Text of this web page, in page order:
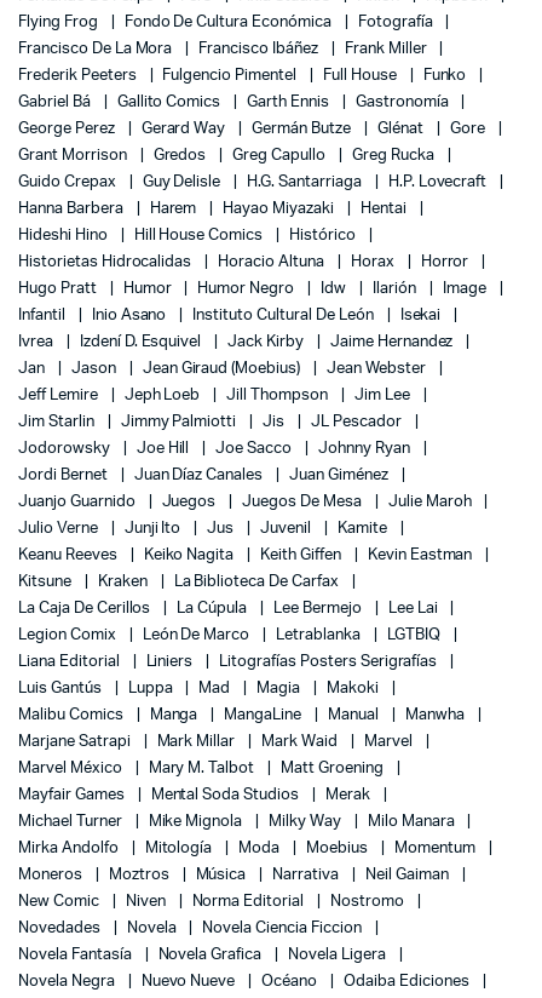
Flying Frog
Fondo De Cultura Económica
Fotografía
Francisco De La Mora
Francisco Ibáñez
Frank Miller
Frederik Peeters
Fulgencio Pimentel Full House
Funko
Gabriel Bá
Gallito Comics Garth Ennis
Gastronomía
George Perez
Gerard Way Germán Butze Glénat
Gore
Grant Morrison
Gredos Greg Capullo
Greg Rucka
Guido Crepax
Guy Delisle H.G. Santarriaga
H.P. Lovecraft
Hanna Barbera
Harem Hayao Miyazaki
Hentai
Hideshi Hino
Hill House Comics
Histórico
Historietas Hidrocalidas
Horacio Altuna Horax
Horror
Hugo Pratt
Humor Humor Negro Idw Ilarión
Image
Infantil
Inio Asano Instituto Cultural De León
Isekai
Ivrea
Izdení D. Esquivel Jack Kirby
Jaime Hernandez
Jan
Jason Jean Giraud (Moebius)
Jean Webster
Jeff Lemire
Jeph Loeb Jill Thompson
Jim Lee
Jim Starlin
Jimmy Palmiotti Jis
JL Pescador
Jodorowsky
Joe Hill Joe Sacco
Johnny Ryan
Jordi Bernet
Juan Díaz Canales
Juan Giménez
Juanjo Guarnido
Juegos Juegos De Mesa
Julie Maroh
Julio Verne
Junji Ito Jus Juvenil
Kamite
Keanu Reeves
Keiko Nagita Keith Giffen
Kevin Eastman
Kitsune
Kraken
La Biblioteca De Carfax
La Caja De Cerillos
La Cúpula Lee Bermejo
Lee Lai
Legion Comix
León De Marco Letrablanka
LGTBIQ
Liana Editorial
Liniers
Litografías Posters Serigrafías
Luis Gantús
Luppa Mad Magia
Makoki
Malibu Comics
Manga MangaLine Manual
Manwha
Marjane Satrapi
Mark Millar Mark Waid
Marvel
Marvel México
Mary M. Talbot
Matt Groening
Mayfair Games
Mental Soda Studios
Merak
Michael Turner
Mike Mignola Milky Way
Milo Manara
Mirka Andolfo
Mitología Moda Moebius
Momentum
Moneros
Moztros Música Narrativa
Neil Gaiman
New Comic
Niven Norma Editorial
Nostromo
Novedades
Novela
Novela Ciencia Ficcion
Novela Fantasía
Novela Grafica
Novela Ligera
Novela Negra
Nuevo Nueve Océano
Odaiba Ediciones